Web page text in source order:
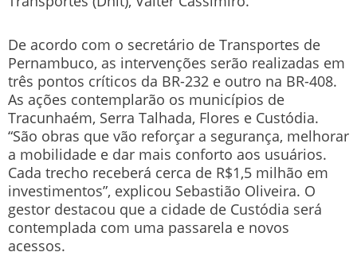
De acordo com o secretário de Transportes de
Pernambuco, as intervenções serão realizadas em
três pontos críticos da BR-232 e outro na BR-408.
As ações contemplarão os municípios de
Tracunhaém, Serra Talhada, Flores e Custódia.
“São obras que vão reforçar a segurança, melhorar
a mobilidade e dar mais conforto aos usuários.
Cada trecho receberá cerca de R$1,5 milhão em
investimentos”, explicou Sebastião Oliveira. O
gestor destacou que a cidade de Custódia será
contemplada com uma passarela e novos
acessos.